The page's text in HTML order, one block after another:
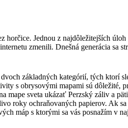
Jednou z najdôležitejších
zmenili. Dnešná generácia sa
základných kategórií, tých ktorí
s obrysovými mapami sú dôležité,
mape sveta ukázať Perzský záliv a
roky ochraňovaných papierov. Ak
máp s ktorými sa vás posnažím v